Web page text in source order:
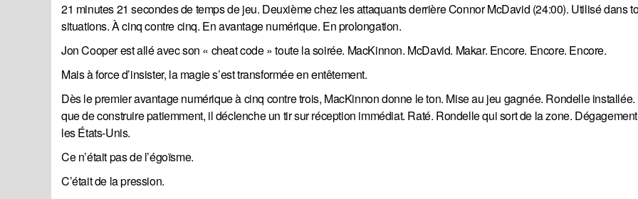
21 minutes 21 secondes de temps de jeu. Deuxième chez les attaquants derrière Connor McDavid (24:00). Utilisé dans
situations. À cinq contre cinq. En avantage numérique. En prolongation.
Jon Cooper est allé avec son « cheat code » toute la soirée. MacKinnon. McDavid. Makar. Encore. Encore. Encore.
Mais à force d’insister, la magie s’est transformée en entêtement.
Dès le premier avantage numérique à cinq contre trois, MacKinnon donne le ton. Mise au jeu gagnée. Rondelle installée.
que de construire patiemment, il déclenche un tir sur réception immédiat. Raté. Rondelle qui sort de la zone.
les États-Unis.
Ce n’était pas de l’égoïsme.
C’était de la pression.